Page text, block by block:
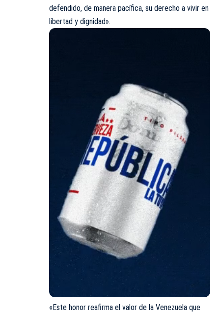
defendido, de manera pacífica, su derecho a vivir en
libertad y dignidad».
«Este honor reafirma el valor de la Venezuela que